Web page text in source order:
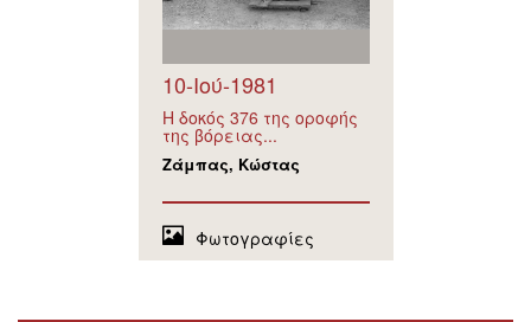
10-Ιού-1981
Η δοκός 376 της οροφής
της βόρειας...
Ζάμπας, Κώστας
Φωτογραφίες